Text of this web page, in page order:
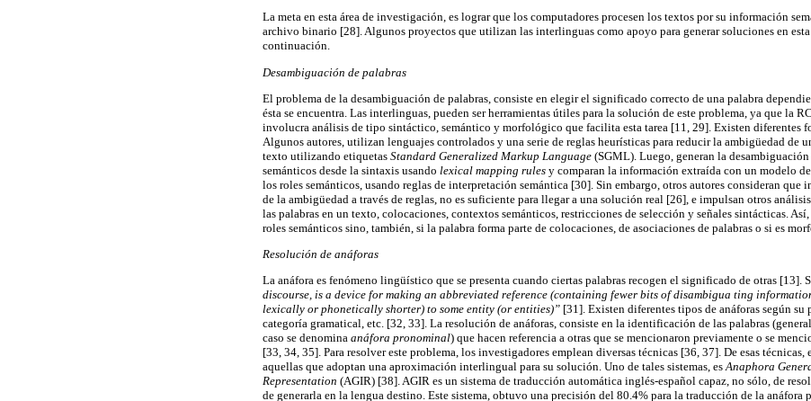
La meta en esta área de investigación, es lograr que los computadores procesen los textos por su información
archivo binario [28]. Algunos proyectos que utilizan las interlinguas como apoyo para generar soluciones en esta
continuación.
Desambiguación de palabras
El problema de la desambiguación de palabras, consiste en elegir el significado correcto de una palabra
ésta se encuentra. Las interlinguas, pueden ser herramientas útiles para la solución de este problema, ya que la
involucra análisis de tipo sintáctico, semántico y morfológico que facilita esta tarea [11, 29]. Existen diferentes
Algunos autores, utilizan lenguajes controlados y una serie de reglas heurísticas para reducir la ambigüedad de
texto utilizando etiquetas Standard Generalized Markup Language (SGML). Luego, generan la
semánticos desde la sintaxis usando lexical mapping rules y comparan la información extraída con un modelo
los roles semánticos, usando reglas de interpretación semántica [30]. Sin embargo, otros autores consideran que
de la ambigüedad a través de reglas, no es suficiente para llegar a una solución real [26], e impulsan otros
las palabras en un texto, colocaciones, contextos semánticos, restricciones de selección y señales sintácticas.
roles semánticos sino, también, si la palabra forma parte de colocaciones, de asociaciones de palabras o si es
Resolución de anáforas
La anáfora es fenómeno lingüístico que se presenta cuando ciertas palabras recogen el significado de otras [13].
discourse, is a device for making an abbreviated reference (containing fewer bits of disambigua ting
lexically or phonetically shorter) to some entity (or entities)” [31]. Existen diferentes tipos de anáforas según
categoría gramatical, etc. [32, 33]. La resolución de anáforas, consiste en la identificación de las palabras
caso se denomina anáfora pronominal) que hacen referencia a otras que se mencionaron previamente o se
[33, 34, 35]. Para resolver este problema, los investigadores emplean diversas técnicas [36, 37]. De esas técnicas,
aquellas que adoptan una aproximación interlingual para su solución. Uno de tales sistemas, esAnaphora
Representation (AGIR) [38]. AGIR es un sistema de traducción automática inglés-español capaz, no sólo, de
de generarla en la lengua destino. Este sistema, obtuvo una precisión del 80.4% para la traducción de la